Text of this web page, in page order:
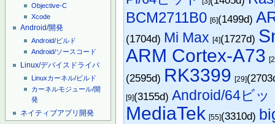
Objective-C
Xcode
Android/開発
Android/ビルド
Android/ソースコード
Linux/デバイスドライバ
Linuxカーネル/ビルド
カーネルモジュール/開
発
ネイティブアプリ開発
BCM2711B0 [6](1499d)
(1704d) Mi Max [4](1727d)
ARM Cortex-A73
(2595d) RK3399 [29]
[9](3155d)Android/64ビッ
MediaTek [55](3310d)